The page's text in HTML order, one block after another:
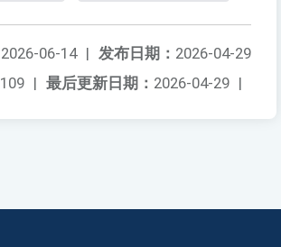
发布日期： 2026-04-29
2026-06-14 |
最后更新日期： 2026-04-29 |
109 |